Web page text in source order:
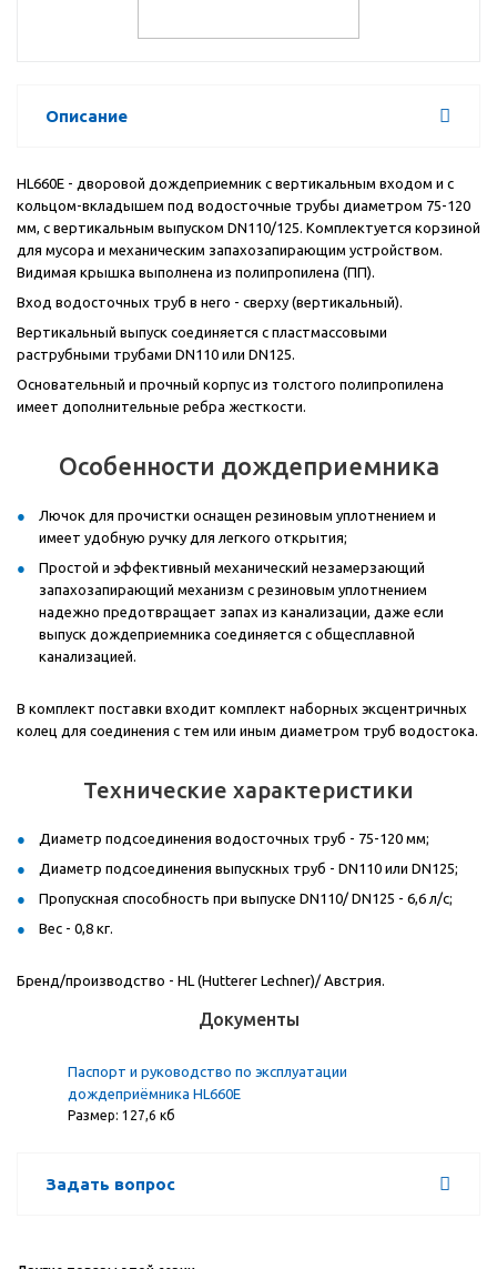
Описание
HL660E - дворовой дождеприемник с вертикальным входом и c
кольцом-вкладышем под водосточные трубы диаметром 75-120
мм, с вертикальным выпуском DN110/125. Комплектуется корзиной
для мусора и механическим запахозапирающим устройством.
Видимая крышка выполнена из полипропилена (ПП).
Вход водосточных труб в него - сверху (вертикальный).
Вертикальный выпуск соединяется с пластмассовыми
раструбными трубами DN110 или DN125.
Основательный и прочный корпус из толстого полипропилена
имеет дополнительные ребра жесткости.
Особенности дождеприемника
Лючок для прочистки оснащен резиновым уплотнением и
имеет удобную ручку для легкого открытия;
Простой и эффективный механический незамерзающий
запахозапирающий механизм с резиновым уплотнением
надежно предотвращает запах из канализации, даже если
выпуск дождеприемника соединяется с общесплавной
канализацией.
В комплект поставки входит комплект наборных эксцентричных
колец для соединения с тем или иным диаметром труб водостока.
Технические характеристики
Диаметр подсоединения водосточных труб - 75-120 мм;
Диаметр подсоединения выпускных труб - DN110 или DN125;
Пропускная способность при выпуске DN110/ DN125 - 6,6 л/с;
Вес - 0,8 кг.
Бренд/производство - HL (Hutterer Lechner)/ Австрия.
Документы
Паспорт и руководство по эксплуатации
дождеприёмника HL660E
Размер: 127,6 кб
Задать вопрос